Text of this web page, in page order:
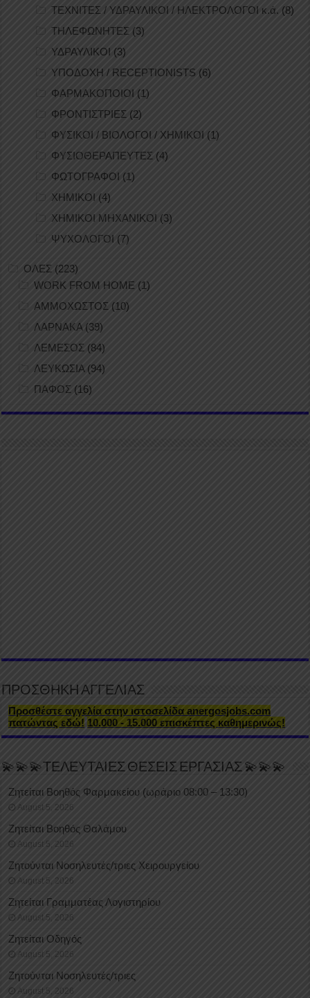
ΤΕΧΝΙΤΕΣ / ΥΔΡΑΥΛΙΚΟΙ / ΗΛΕΚΤΡΟΛΟΓΟΙ κ.ά. (8)
ΤΗΛΕΦΩΝΗΤΕΣ (3)
ΥΔΡΑΥΛΙΚΟΙ (3)
ΥΠΟΔΟΧΗ / RECEPTIONISTS (6)
ΦΑΡΜΑΚΟΠΟΙΟΙ (1)
ΦΡΟΝΤΙΣΤΡΙΕΣ (2)
ΦΥΣΙΚΟΙ / ΒΙΟΛΟΓΟΙ / ΧΗΜΙΚΟΙ (1)
ΦΥΣΙΟΘΕΡΑΠΕΥΤΕΣ (4)
ΦΩΤΟΓΡΑΦΟΙ (1)
ΧΗΜΙΚΟΙ (4)
ΧΗΜΙΚΟΙ ΜΗΧΑΝΙΚΟΙ (3)
ΨΥΧΟΛΟΓΟΙ (7)
ΟΛΕΣ (223)
WORK FROM HOME (1)
ΑΜΜΟΧΩΣΤΟΣ (10)
ΛΑΡΝΑΚΑ (39)
ΛΕΜΕΣΟΣ (84)
ΛΕΥΚΩΣΙΑ(94)
ΠΑΦΟΣ (16)
ΠΡΟΣΘΗΚΗ ΑΓΓΕΛΙΑΣ
Προσθέστε αγγελία στην ιστοσελίδα anergosjobs.com
πατώντας εδώ! 10.000 - 15.000 επισκέπτες καθημερινώς!
💫💫💫ΤΕΛΕΥΤΑΙΕΣ ΘΕΣΕΙΣ ΕΡΓΑΣΙΑΣ 💫💫💫
Ζητείται Βοηθός Φαρμακείου (ωράριο 08:00 – 13:30)
August 5, 2026
Ζητείται Βοηθός Θαλάμου
August 5, 2026
Ζητούνται Νοσηλευτές/τριες Χειρουργείου
August 5, 2026
Ζητείται Γραμματέας Λογιστηρίου
August 5, 2026
Ζητείται Οδηγός
August 5, 2026
Ζητούνται Νοσηλευτές/τριες
August 5, 2026